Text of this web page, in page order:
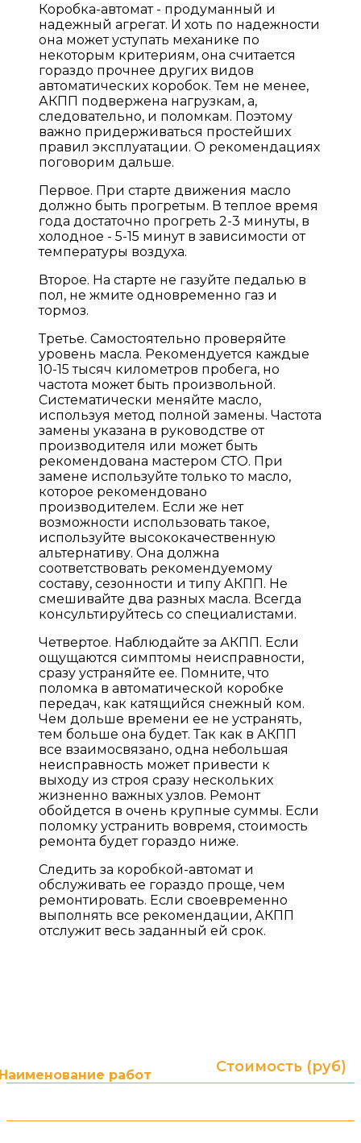
Коробка-автомат - продуманный и
надежный агрегат. И хоть по надежности
она может уступать механике по
некоторым критериям, она считается
гораздо прочнее других видов
автоматических коробок. Тем не менее,
АКПП подвержена нагрузкам, а,
следовательно, и поломкам. Поэтому
важно придерживаться простейших
правил эксплуатации. О рекомендациях
поговорим дальше.
Первое. При старте движения масло
должно быть прогретым. В теплое время
года достаточно прогреть 2-3 минуты, в
холодное - 5-15 минут в зависимости от
температуры воздуха.
Второе. На старте не газуйте педалью в
пол, не жмите одновременно газ и
тормоз.
Третье. Самостоятельно проверяйте
уровень масла. Рекомендуется каждые
10-15 тысяч километров пробега, но
частота может быть произвольной.
Систематически меняйте масло,
используя метод полной замены. Частота
замены указана в руководстве от
производителя или может быть
рекомендована мастером СТО. При
замене используйте только то масло,
которое рекомендовано
производителем. Если же нет
возможности использовать такое,
используйте высококачественную
альтернативу. Она должна
соответствовать рекомендуемому
составу, сезонности и типу АКПП. Не
смешивайте два разных масла. Всегда
консультируйтесь со специалистами.
Четвертое. Наблюдайте за АКПП. Если
ощущаются симптомы неисправности,
сразу устраняйте ее. Помните, что
поломка в автоматической коробке
передач, как катящийся снежный ком.
Чем дольше времени ее не устранять,
тем больше она будет. Так как в АКПП
все взаимосвязано, одна небольшая
неисправность может привести к
выходу из строя сразу нескольких
жизненно важных узлов. Ремонт
обойдется в очень крупные суммы. Если
поломку устранить вовремя, стоимость
ремонта будет гораздо ниже.
Следить за коробкой-автомат и
обслуживать ее гораздо проще, чем
ремонтировать. Если своевременно
выполнять все рекомендации, АКПП
отслужит весь заданный ей срок.
работ
Стоимость (руб)